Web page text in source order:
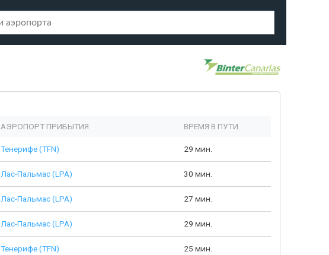
АЭРОПОРТ ПРИБЫТИЯ ВРЕМЯ В ПУТИ
Тенерифе (TFN) 29 мин.
Лас-Пальмас (LPA) 30 мин.
Лас-Пальмас (LPA) 27 мин.
Лас-Пальмас (LPA) 29 мин.
Тенерифе (TFN) 25 мин.